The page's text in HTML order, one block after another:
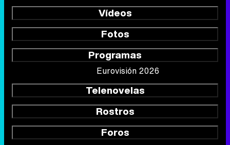
Vídeos
Fotos
Programas
Eurovisión 2026
Telenovelas
Rostros
Foros